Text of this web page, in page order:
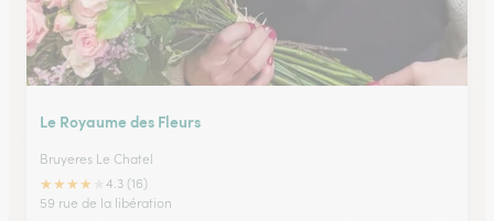
Le Royaume des Fleurs
Bruyeres Le Chatel
★★★★
4.3 (16)
59 rue de la libération